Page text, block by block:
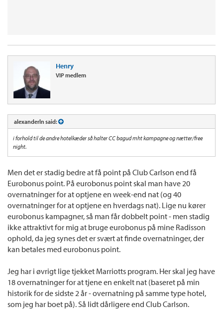
Henry
VIP medlem
alexanderln said:
i forhold til de andre hotelkæder så halter CC bagud mht kampagne og nætter/free
night.
Men det er stadig bedre at få point på Club Carlson end få
Eurobonus point. På eurobonus point skal man have 20
overnatninger for at optjene en week-end nat (og 40
overnatninger for at optjene en hverdags nat). Lige nu kører
eurobonus kampagner, så man får dobbelt point - men stadig
ikke attraktivt for mig at bruge eurobonus på mine Radisson
ophold, da jeg synes det er svært at finde overnatninger, der
kan betales med eurobonus point.
Jeg har i øvrigt lige tjekket Marriotts program. Her skal jeg have
18 overnatninger for at tjene en enkelt nat (baseret på min
historik for de sidste 2 år - overnatning på samme type hotel,
som jeg har boet på). Så lidt dårligere end Club Carlson.